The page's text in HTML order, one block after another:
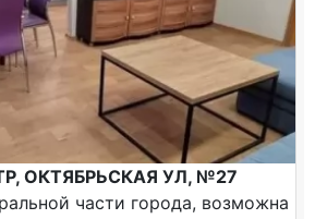
ОКТЯБРЬСКАЯ УЛ, №27
части города, возможна